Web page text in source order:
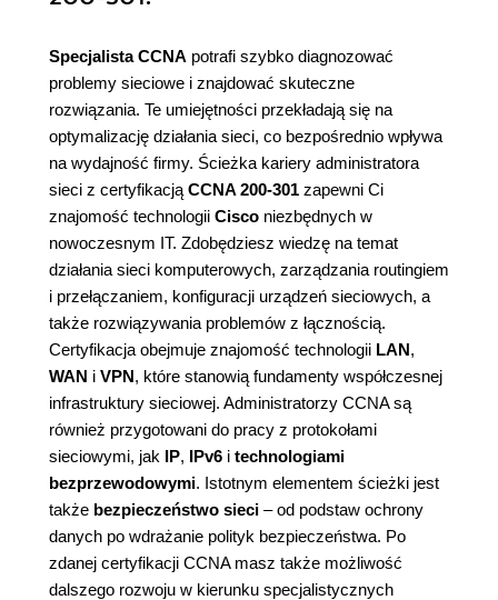
Specjalista CCNA potrafi szybko diagnozować
problemy sieciowe i znajdować skuteczne
rozwiązania. Te umiejętności przekładają się na
optymalizację działania sieci, co bezpośrednio wpływa
na wydajność firmy. Ścieżka kariery administratora
sieci z certyfikacją CCNA 200-301 zapewni Ci
znajomość technologii Cisco niezbędnych w
nowoczesnym IT. Zdobędziesz wiedzę na temat
działania sieci komputerowych, zarządzania routingiem
i przełączaniem, konfiguracji urządzeń sieciowych, a
także rozwiązywania problemów z łącznością.
Certyfikacja obejmuje znajomość technologii LAN,
WAN i VPN, które stanowią fundamenty współczesnej
infrastruktury sieciowej. Administratorzy CCNA są
również przygotowani do pracy z protokołami
sieciowymi, jak IP, IPv6 i technologiami
bezprzewodowymi. Istotnym elementem ścieżki jest
także bezpieczeństwo sieci – od podstaw ochrony
danych po wdrażanie polityk bezpieczeństwa. Po
zdanej certyfikacji CCNA masz także możliwość
dalszego rozwoju w kierunku specjalistycznych